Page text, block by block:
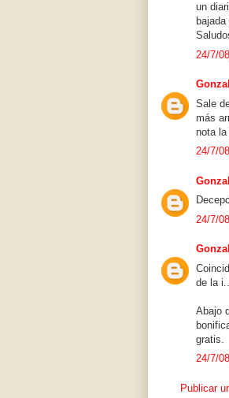
un
24/7/
Sale
más
nota la
24/7/
24/7/
de la i...
Abajo
gratis.
24/7/
Publicar